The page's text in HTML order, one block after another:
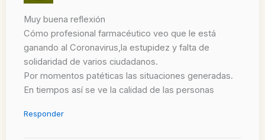
Muy buena reflexión
Cómo profesional farmacéutico veo que le está
ganando al Coronavirus,la estupidez y falta de
solidaridad de varios ciudadanos.
Por momentos patéticas las situaciones generadas.
En tiempos así se ve la calidad de las personas
Responder